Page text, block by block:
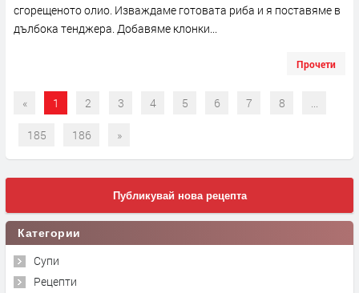
сгорещеното олио. Изваждаме готовата риба и я поставяме в
дълбока тенджера. Добавяме клонки...
Прочети
« 1 2 3 4 5 6 7 8 ...
185 186 »
Публикувай нова рецепта
Категории
Супи
Рецепти